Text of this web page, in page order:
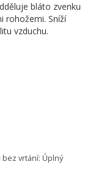
bláto zvenku
rohožemi. Sníží
vzduchu.
vrtání: Úplný